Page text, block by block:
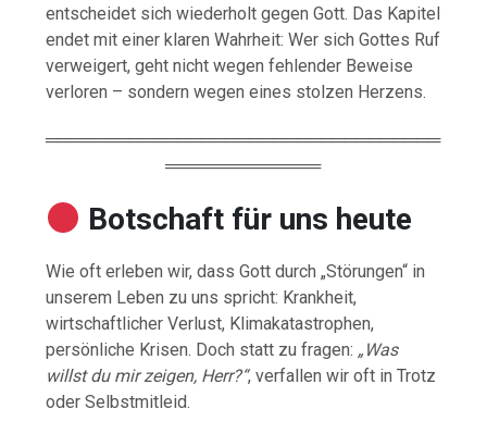
entscheidet sich wiederholt gegen Gott. Das Kapitel
endet mit einer klaren Wahrheit: Wer sich Gottes Ruf
verweigert, geht nicht wegen fehlender Beweise
verloren – sondern wegen eines stolzen Herzens.
═════════════════════════════════
═════════════
Botschaft für uns heute
Wie oft erleben wir, dass Gott durch „Störungen“ in
unserem Leben zu uns spricht: Krankheit,
wirtschaftlicher Verlust, Klimakatastrophen,
persönliche Krisen. Doch statt zu fragen: „Was
willst du mir zeigen, Herr?“, verfallen wir oft in Trotz
oder Selbstmitleid.